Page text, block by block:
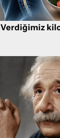
Verdiğimiz